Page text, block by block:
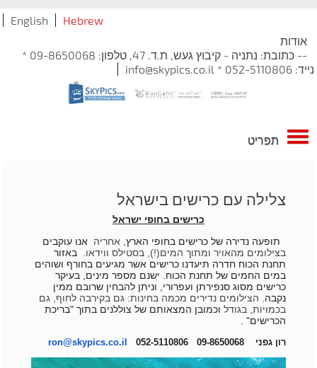
Hebrew
English
אודות
-- כתובת: נתניה - קיבוץ געש, ת.ד. 47, טלפון: 09-8650068 *
נייד: 052-5110806 * info@skypics.co.il
תפריט
צלילה עם כרישים בישראל
כרישים בחופי ישראל
תופעה נדירה של כרישים בחופי הארץ ​, אחריה
אנו עוקבים
בצילומים מהאויר ומתוך המים(!), בסטילס ווידאו.
באזור
תחנת הכוח חדרה תיעדנו כרישים אשר מגיעים בחורף ושוהים
במים החמים של תחנת הכוח. ישנם מספר מינים, בעיקר
כרישים מסוג סנפירתן ועפרורי, וניתן להבחין שרובם ממין
נקבה. ​הצילומים נדירים מכמה בחינות: גם בקירבה לחוף, גם
בכמויות, בגודל וכמובן המצאותם של צוללנים בתוך "בריכת
הכרישים" .
רון גפני 09-8650068 052-5110806 ron@skypics.co.il